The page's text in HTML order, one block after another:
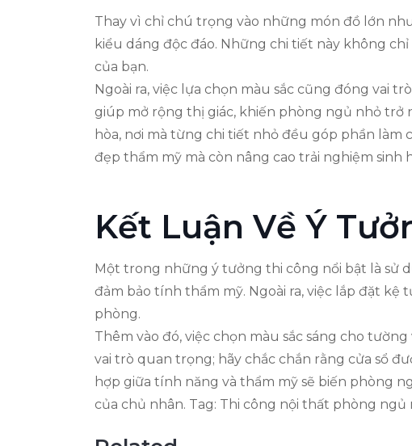
Thay vì chỉ chú trọng vào những món đồ lớn
kiểu dáng độc đáo. Những chi tiết này không
của bạn.
Ngoài ra, việc lựa chọn màu sắc cũng đóng vai
giúp mở rộng thị giác, khiến phòng ngủ nhỏ trở
hòa, nơi mà từng chi tiết nhỏ đều góp phần
đẹp thẩm mỹ mà còn nâng cao trải nghiệm sinh
Kết Luận Về Ý
Một trong những ý tưởng thi công nổi bật là sử
đảm bảo tính thẩm mỹ. Ngoài ra, việc lắp đặt
phòng.
Thêm vào đó, việc chọn màu sắc sáng cho
vai trò quan trọng; hãy chắc chắn rằng cửa sổ
hợp giữa tính năng và thẩm mỹ sẽ biến phòng
của chủ nhân. Tag: Thi công nội thất phòng ngủ